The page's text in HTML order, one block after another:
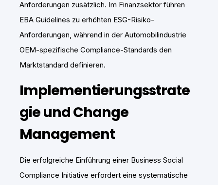
Anforderungen zusätzlich. Im Finanzsektor führen
EBA Guidelines zu erhöhten ESG-Risiko-
Anforderungen, während in der Automobilindustrie
OEM-spezifische Compliance-Standards den
Marktstandard definieren.
Implementierungsstrate
gie und Change
Management
Die erfolgreiche Einführung einer Business Social
Compliance Initiative erfordert eine systematische